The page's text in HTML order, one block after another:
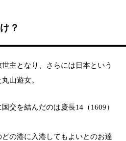
？
主となり、さらには日本という
山遊女。
交を結んだのは慶長14（1609）
の港に入港してもよいとのお達